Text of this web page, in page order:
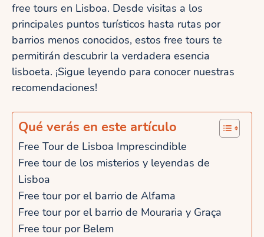
free tours en Lisboa. Desde visitas a los
principales puntos turísticos hasta rutas por
barrios menos conocidos, estos free tours te
permitirán descubrir la verdadera esencia
lisboeta. ¡Sigue leyendo para conocer nuestras
recomendaciones!
Qué verás en este artículo
Free Tour de Lisboa Imprescindible
Free tour de los misterios y leyendas de
Lisboa
Free tour por el barrio de Alfama
Free tour por el barrio de Mouraria y Graça
Free tour por Belem